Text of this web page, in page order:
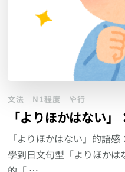
文法 N1程度 や行
「よりほかはない
「よりほかはない」的語
學到日文句型「よりほか